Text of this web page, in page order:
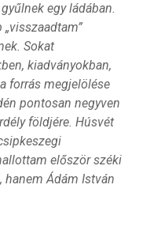
egy ládában.
Sokat
kiadványokban,
forrás megjelölése
pontosan negyven
földjére. Húsvét
először széki
hanem Ádám István